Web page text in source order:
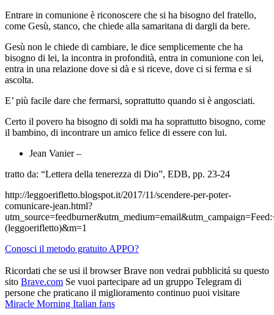
Entrare in comunione è riconoscere che si ha bisogno del fratello,
come Gesù, stanco, che chiede alla samaritana di dargli da bere.
Gesù non le chiede di cambiare, le dice semplicemente che ha
bisogno di lei, la incontra in profondità, entra in comunione con lei,
entra in una relazione dove si dà e si riceve, dove ci si ferma e si
ascolta.
E’ più facile dare che fermarsi, soprattutto quando si è angosciati.
Certo il povero ha bisogno di soldi ma ha soprattutto bisogno, come
il bambino, di incontrare un amico felice di essere con lui.
Jean Vanier –
tratto da: “Lettera della tenerezza di Dio”, EDB, pp. 23-24
http://leggoerifletto.blogspot.it/2017/11/scendere-per-poter-
comunicare-jean.html?
(leggoerifletto)&m=1
Conosci il metodo gratuito APPO?
Ricordati che se usi il browser Brave non vedrai pubblicitá su questo
sito Brave.com Se vuoi partecipare ad un gruppo Telegram di
persone che praticano il miglioramento continuo puoi visitare
Miracle Morning Italian fans